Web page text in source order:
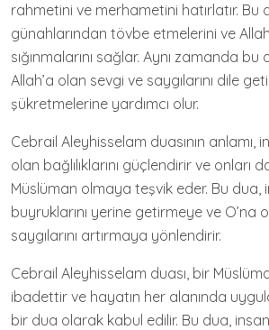
rahmetini ve merhametini hatırlatır. Bu
günahlarından tövbe etmelerini ve
sığınmalarını sağlar. Aynı zamanda bu
Allah’a olan sevgi ve saygılarını dile
şükretmelerine yardımcı olur.
Cebrail Aleyhisselam duasının anlamı,
olan bağlılıklarını güçlendirir ve onları
Müslüman olmaya teşvik eder. Bu dua,
buyruklarını yerine getirmeye ve O’na
saygılarını artırmaya yönlendirir.
Cebrail Aleyhisselam duası, bir
ibadettir ve hayatın her alanında
bir dua olarak kabul edilir. Bu dua,